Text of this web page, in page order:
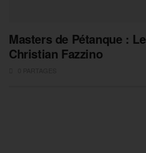
Masters de Pétanque :
Christian Fazzino